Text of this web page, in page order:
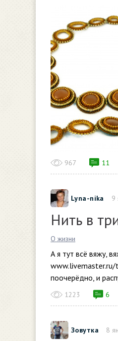
967 11
Lyna-nika 9
Нить в
О жизни
А я тут всё вяжу,
поочерёдно, и
1223 6
Зовутка 8